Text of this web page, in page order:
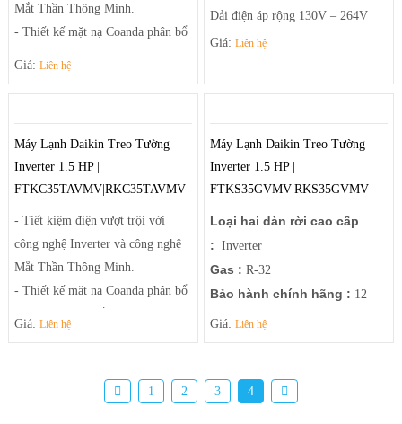
Mắt Thần Thông Minh.
- Thiết kế mặt nạ Coanda phân bổ
Blue và phin lọc bụi mịn PM2.5
(tùy chọn).
- Chế độ vận hành êm ái.
- Tăng khả năng khử ẩm 25%.
- Bo mạch chịu được điện áp thay
đổi và dàn tản nhiệt chống ăn mòn
Giá:Liên hệ
Dải điện áp rộng 130V – 264V
Dễ chịu với sai số nhiệt độ +-0.1
Dàn nóng bằng đồng bền bỉ
minh
Hướng Dẫn sữ dụng:
Xem tại đây
Giá: Liên hệ
Máy Lạnh Daikin Treo Tường
Inverter 1.5 HP |
FTKC35TAVMV|RKC35TAVMV
- Tiết kiệm điện vượt trội với
công nghệ Inverter và công nghệ
Mắt Thần Thông Minh.
- Thiết kế mặt nạ Coanda phân bổ
Blue và phin lọc bụi mịn PM2.5
Giá:Liên hệ
Máy Lạnh Daikin Treo Tường
Inverter 1.5 HP |
FTKS35GVMV|RKS35GVMV
Loại hai dàn rời cao cấp
: Inverter
Gas : R-32
Bảo hành chính hãng : 12
tháng
Thương hiệu: Nhật Bản
Giá: Liên hệ
1 2 3 4